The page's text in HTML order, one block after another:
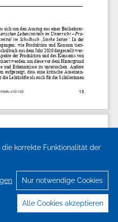
korrekte Funktionalität der
Nur notwendige Cookies
Alle Cookies akzeptieren